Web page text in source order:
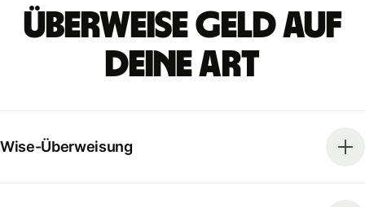
Überweise Geld auf
deine Art
Wise-Überweisung